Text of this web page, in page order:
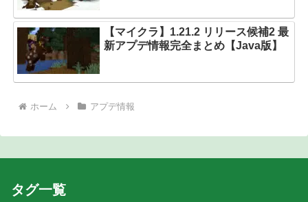
【マイクラ】1.21.2 リリース候補2 最
新アプデ情報完全まとめ【Java版】
ホーム アプデ情報
タグ一覧